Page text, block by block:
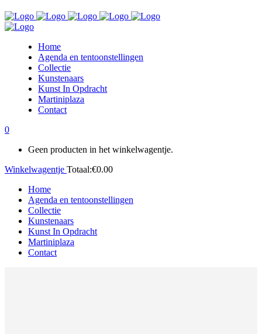
Home
Agenda en tentoonstellingen
Collectie
Kunstenaars
Kunst In Opdracht
Martiniplaza
Contact
0
Geen producten in het winkelwagentje.
Winkelwagentje Totaal:€0.00
Home
Agenda en tentoonstellingen
Collectie
Kunstenaars
Kunst In Opdracht
Martiniplaza
Contact